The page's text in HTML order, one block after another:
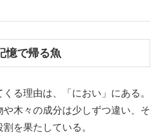
で帰る魚
る理由は、「におい」にある。
や木々の成分は少しずつ違い、そ
を果たしている。